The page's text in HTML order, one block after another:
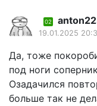
02
19.01.2025
Да, тоже
под ноги
Озадачился
больше так не